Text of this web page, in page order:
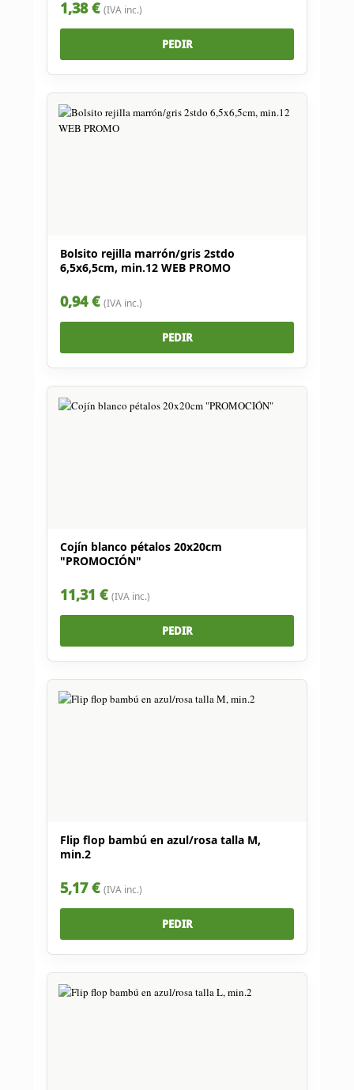
1,38 € (IVA inc.)
PEDIR
Bolsito rejilla marrón/gris 2stdo
6,5x6,5cm, min.12 WEB PROMO
0,94 € (IVA inc.)
PEDIR
Cojín blanco pétalos 20x20cm
"PROMOCIÓN"
11,31 € (IVA inc.)
PEDIR
Flip flop bambú en azul/rosa talla M,
min.2
5,17 € (IVA inc.)
PEDIR